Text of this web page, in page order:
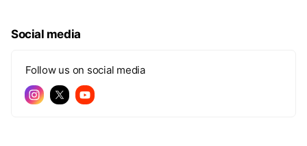
Social media
Follow us on social media